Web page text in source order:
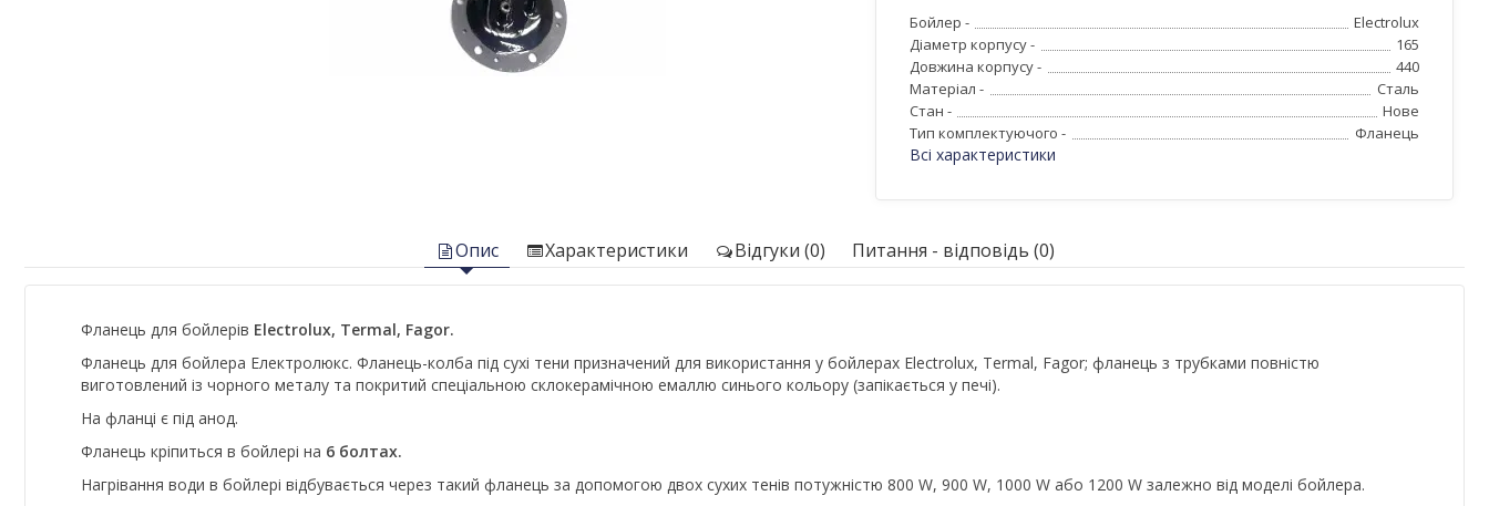
Бойлер -
Electrolux
Діаметр корпусу -
165
Довжина корпусу -
440
Матеріал -
Сталь
Стан -
Нове
Тип комплектуючого -
Фланець
Всі характеристики
Опис Характеристики Відгуки (0) Питання - відповідь (0)
Фланець для бойлерів Electrolux, Termal, Fagor.
Фланець для бойлера Електролюкс. Фланець-колба під сухі тени призначений для використання у бойлерах Electrolux, Termal, Fagor; фланець з трубками повністю
виготовлений із чорного металу та покритий спеціальною склокерамічною емаллю синього кольору (запікається у печі).
На фланці є під анод.
Фланець кріпиться в бойлері на 6 болтах.
Нагрівання води в бойлері відбувається через такий фланець за допомогою двох сухих тенів потужністю 800 W, 900 W, 1000 W або 1200 W залежно від моделі бойлера.